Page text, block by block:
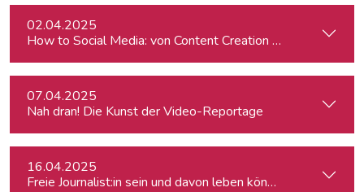
02.04.2025
How to Social Media: von Content Creation bis zum
07.04.2025
Nah dran! Die Kunst der Video-Reportage
16.04.2025
Freie Journalist:in sein und davon leben können: So geht's